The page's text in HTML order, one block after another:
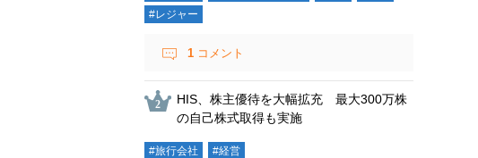
#レジャー
1 コメント
HIS、株主優待を大幅拡充 最大300万株
の自己株式取得も実施
#旅行会社 #経営